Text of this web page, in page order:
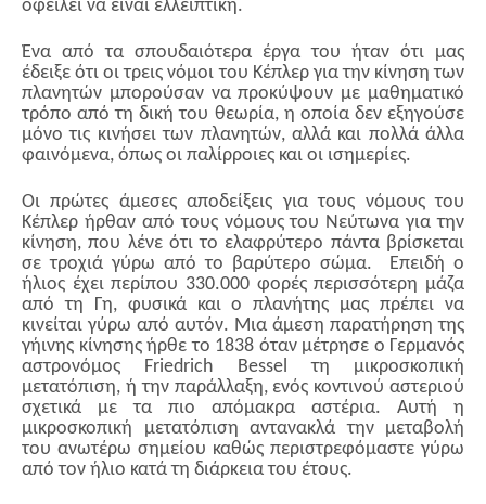
οφείλει να είναι ελλειπτική.
Ένα από τα σπουδαιότερα έργα του ήταν ότι μας
έδειξε ότι οι τρεις νόμοι του Κέπλερ για την κίνηση των
πλανητών μπορούσαν να προκύψουν με μαθηματικό
τρόπο από τη δική του θεωρία, η οποία δεν εξηγούσε
μόνο τις κινήσει των πλανητών, αλλά και πολλά άλλα
φαινόμενα, όπως οι παλίρροιες και οι ισημερίες.
Οι πρώτες άμεσες αποδείξεις για τους νόμους του
Κέπλερ ήρθαν από τους νόμους του Νεύτωνα για την
κίνηση, που λένε ότι το ελαφρύτερο πάντα βρίσκεται
σε τροχιά γύρω από το βαρύτερο σώμα. Επειδή ο
ήλιος έχει περίπου 330.000 φορές περισσότερη μάζα
από τη Γη, φυσικά και ο πλανήτης μας πρέπει να
κινείται γύρω από αυτόν. Μια άμεση παρατήρηση της
γήινης κίνησης ήρθε το 1838 όταν μέτρησε ο Γερμανός
αστρονόμος Friedrich Bessel τη μικροσκοπική
μετατόπιση, ή την παράλλαξη, ενός κοντινού αστεριού
σχετικά με τα πιο απόμακρα αστέρια. Αυτή η
μικροσκοπική μετατόπιση αντανακλά την μεταβολή
του ανωτέρω σημείου καθώς περιστρεφόμαστε γύρω
από τον ήλιο κατά τη διάρκεια του έτους.